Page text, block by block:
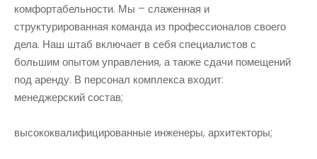
комфортабельности. Мы – слаженная и
структурированная команда из профессионалов своего
дела. Наш штаб включает в себя специалистов с
большим опытом управления, а также сдачи помещений
под аренду. В персонал комплекса входит:
менеджерский состав;
высококвалифицированные инженеры, архитекторы;